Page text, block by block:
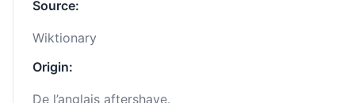
Source:
Wiktionary
Origin:
De l’anglais aftershave.